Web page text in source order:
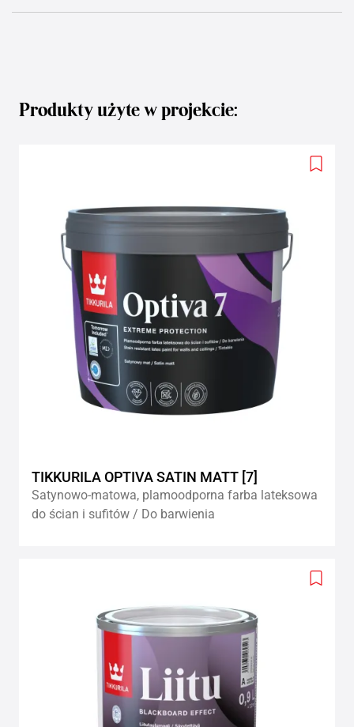
Produkty użyte w projekcie:
Add
TIKKURILA OPTIVA SATIN MATT [7]
Satynowo-matowa, plamoodporna farba lateksowa
do ścian i sufitów / Do barwienia
Add